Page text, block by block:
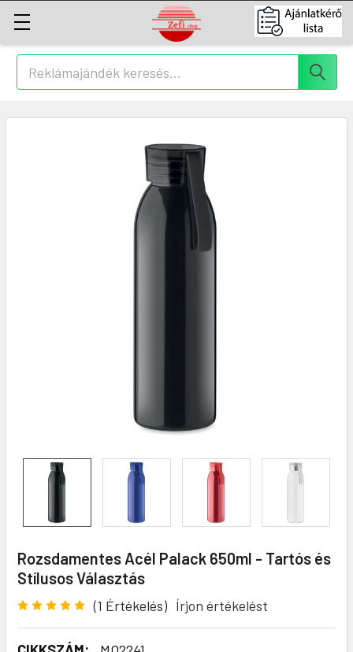
Keresés
Rozsdamentes Acél Palack 650ml - Tartós és
Stílusos Választás
(1 Értékelés) Írjon értékelést